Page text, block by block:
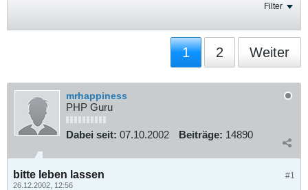
Filter
1 2 Weiter
mrhappiness
PHP Guru
Dabei seit: 07.10.2002 Beiträge: 14890
#1
bitte leben lassen
26.12.2002, 12:56